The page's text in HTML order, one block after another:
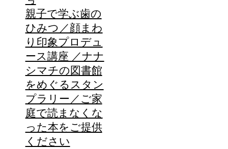
親子で学ぶ歯の
ひみつ／顔まわ
り印象プロデュ
ース講座 ／ナナ
シマチの図書館
をめぐるスタン
プラリー／ご家
庭で読まなくな
った本をご提供
ください